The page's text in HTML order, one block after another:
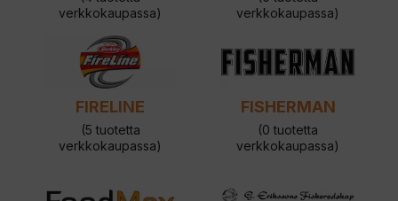
verkkokaupassa)
verkkokaupassa)
FIRELINE
(5 tuotetta
verkkokaupassa)
FISHERMAN
(0 tuotetta
verkkokaupassa)